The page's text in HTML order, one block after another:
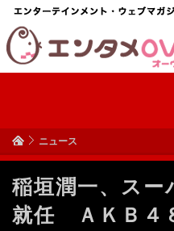
ニュース
稲垣潤一、スー
就任 ＡＫＢ４